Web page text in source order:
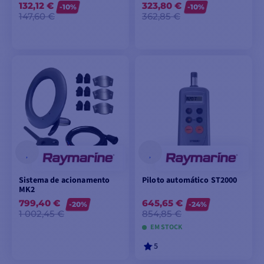
132,12 €
147,60 €
-10%
VER MODELOS
323,80 €
362,85 €
-10%
ADICIONAR AO
CARRINHO
Sistema de acionamento
MK2
799,40 €
1 002,45 €
-20%
Piloto automático ST2000
645,65 €
854,85 €
-24%
EM STOCK
5